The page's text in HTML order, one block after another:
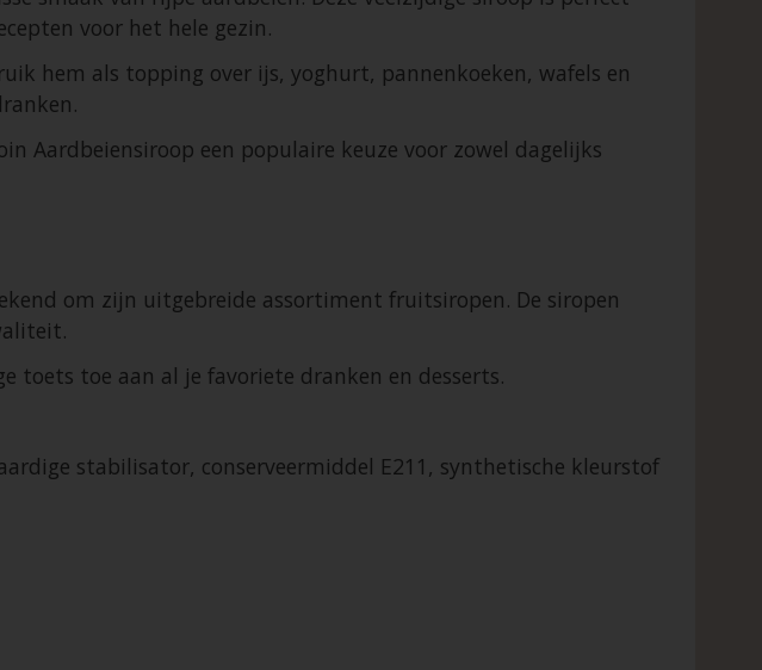
voor het hele gezin.
hem als topping over ijs, yoghurt, pannenkoeken, wafels en
Aardbeiensiroop een populaire keuze voor zowel dagelijks
om zijn uitgebreide assortiment fruitsiropen. De siropen
toets toe aan al je favoriete dranken en desserts.
stabilisator, conserveermiddel E211, synthetische kleurstof